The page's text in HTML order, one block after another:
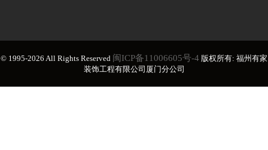
© 1995-2026 All Rights Reserved 闽ICP备11006605号-4 版权所有: 福州有家
装饰工程有限公司厦门分公司